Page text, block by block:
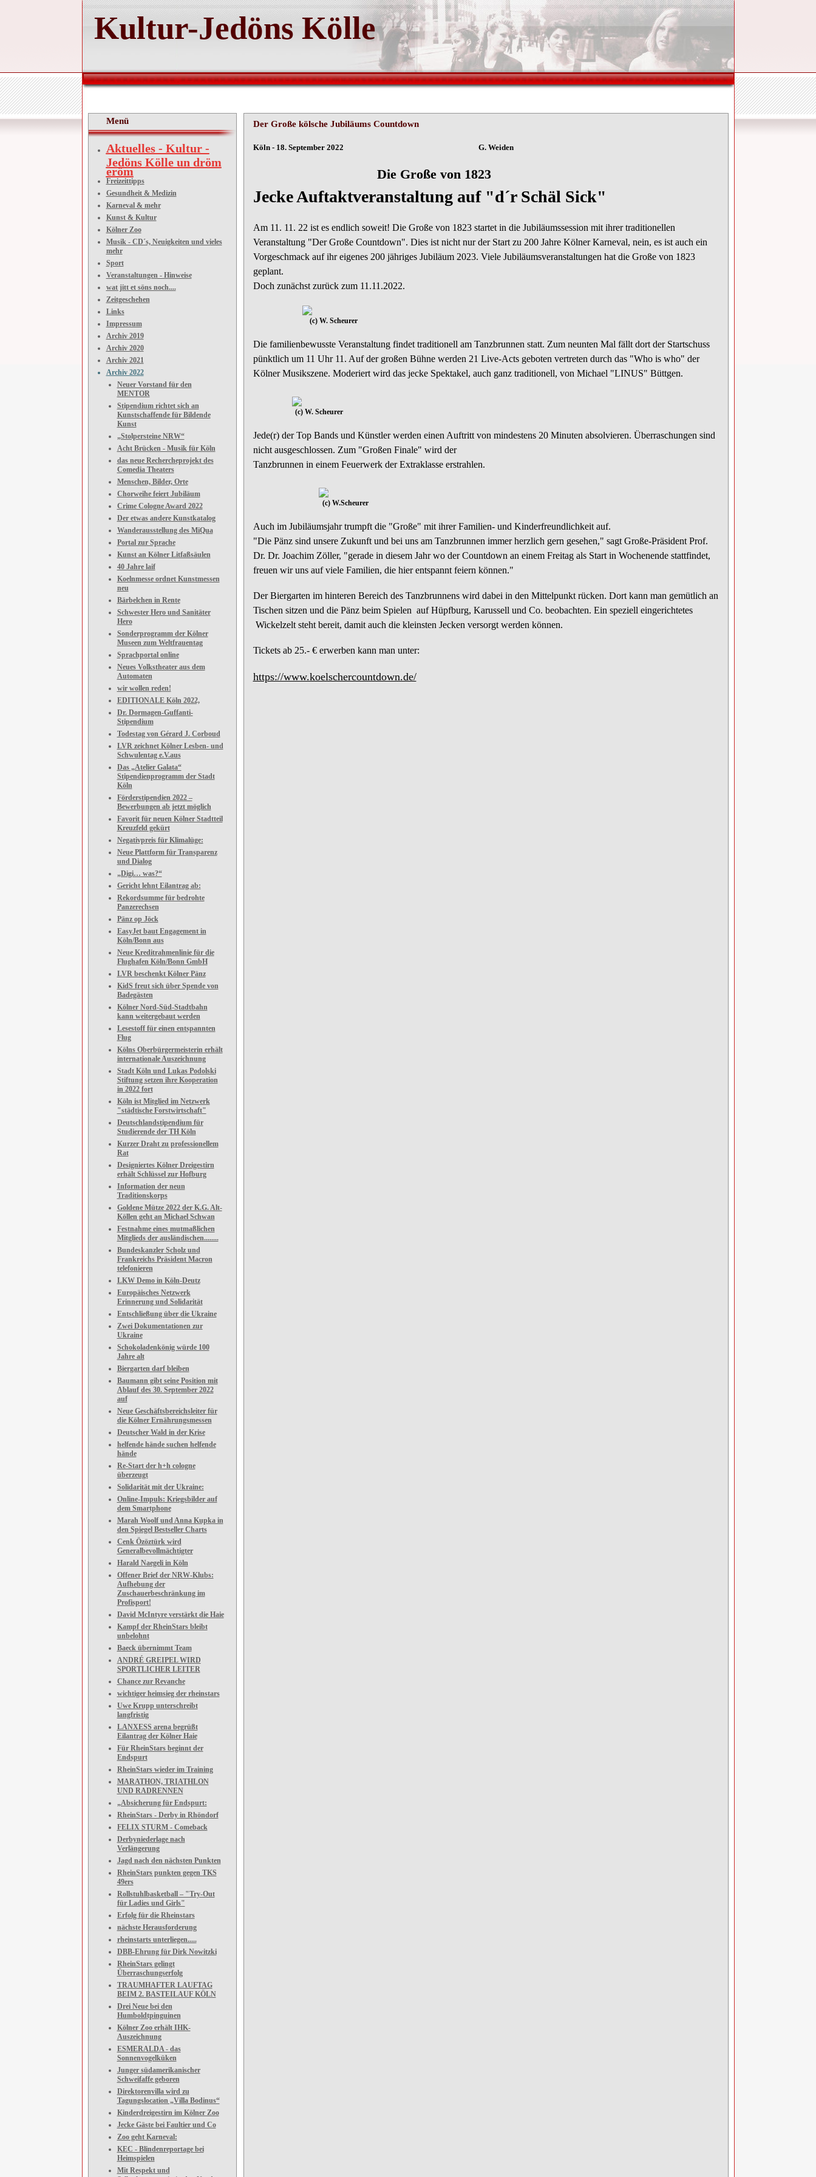
Kultur-Jedöns Kölle
Menü
Aktuelles - Kultur -
Jedöns Kölle un dröm
eröm
Freizeittipps
Gesundheit & Medizin
Karneval & mehr
Kunst & Kultur
Kölner Zoo
Musik - CD´s, Neuigkeiten und vieles
mehr
Sport
Veranstaltungen - Hinweise
wat jitt et söns noch....
Zeitgeschehen
Links
Impressum
Archiv 2019
Archiv 2020
Archiv 2021
Archiv 2022
Neuer Vorstand für den
MENTOR
Stipendium richtet sich an
Kunstschaffende für Bildende
Kunst
„Stolpersteine NRW“
Acht Brücken - Musik für Köln
das neue Rechercheprojekt des
Comedia Theaters
Menschen, Bilder, Orte
Chorweihe feiert Jubiläum
Crime Cologne Award 2022
Der etwas andere Kunstkatalog
Wanderausstellung des MiQua
Portal zur Sprache
Kunst an Kölner Litfaßsäulen
40 Jahre laif
Koelnmesse ordnet Kunstmessen
neu
Bärbelchen in Rente
Schwester Hero und Sanitäter
Hero
Sonderprogramm der Kölner
Museen zum Weltfrauentag
Sprachportal online
Neues Volkstheater aus dem
Automaten
wir wollen reden!
EDITIONALE Köln 2022,
Dr. Dormagen-Guffanti-
Stipendium
Todestag von Gérard J. Corboud
LVR zeichnet Kölner Lesben- und
Schwulentag e.V.aus
Das „Atelier Galata“
Stipendienprogramm der Stadt
Köln
Förderstipendien 2022 –
Bewerbungen ab jetzt möglich
Favorit für neuen Kölner Stadtteil
Kreuzfeld gekürt
Negativpreis für Klimalüge:
Neue Plattform für Transparenz
und Dialog
„Digi… was?“
Gericht lehnt Eilantrag ab:
Rekordsumme für bedrohte
Panzerechsen
Pänz op Jöck
EasyJet baut Engagement in
Köln/Bonn aus
Neue Kreditrahmenlinie für die
Flughafen Köln/Bonn GmbH
LVR beschenkt Kölner Pänz
KidS freut sich über Spende von
Badegästen
Kölner Nord-Süd-Stadtbahn
kann weitergebaut werden
Lesestoff für einen entspannten
Flug
Kölns Oberbürgermeisterin erhält
internationale Auszeichnung
Stadt Köln und Lukas Podolski
Stiftung setzen ihre Kooperation
in 2022 fort
Köln ist Mitglied im Netzwerk
"städtische Forstwirtschaft"
Deutschlandstipendium für
Studierende der TH Köln
Kurzer Draht zu professionellem
Rat
Designiertes Kölner Dreigestirn
erhält Schlüssel zur Hofburg
Information der neun
Traditionskorps
Goldene Mütze 2022 der K.G. Alt-
Köllen geht an Michael Schwan
Festnahme eines mutmaßlichen
Mitglieds der ausländischen........
Bundeskanzler Scholz und
Frankreichs Präsident Macron
telefonieren
LKW Demo in Köln-Deutz
Europäisches Netzwerk
Erinnerung und Solidarität
Entschließung über die Ukraine
Zwei Dokumentationen zur
Ukraine
Schokoladenkönig würde 100
Jahre alt
Biergarten darf bleiben
Baumann gibt seine Position mit
Ablauf des 30. September 2022
auf
Neue Geschäftsbereichsleiter für
die Kölner Ernährungsmessen
Deutscher Wald in der Krise
helfende hände suchen helfende
hände
Re-Start der h+h cologne
überzeugt
Solidarität mit der Ukraine:
Online-Impuls: Kriegsbilder auf
dem Smartphone
Marah Woolf und Anna Kupka in
den Spiegel Bestseller Charts
Cenk Özöztürk wird
Generalbevollmächtigter
Harald Naegeli in Köln
Offener Brief der NRW-Klubs:
Aufhebung der
Zuschauerbeschränkung im
Profisport!
David McIntyre verstärkt die Haie
Kampf der RheinStars bleibt
unbelohnt
Baeck übernimmt Team
ANDRÉ GREIPEL WIRD
SPORTLICHER LEITER
Chance zur Revanche
wichtiger heimsieg der rheinstars
Uwe Krupp unterschreibt
langfristig
LANXESS arena begrüßt
Eilantrag der Kölner Haie
Für RheinStars beginnt der
Endspurt
RheinStars wieder im Training
MARATHON, TRIATHLON
UND RADRENNEN
„Absicherung für Endspurt:
RheinStars - Derby in Rhöndorf
FELIX STURM - Comeback
Derbyniederlage nach
Verlängerung
Jagd nach den nächsten Punkten
RheinStars punkten gegen TKS
49ers
Rollstuhlbasketball – "Try-Out
für Ladies und Girls"
Erfolg für die Rheinstars
nächste Herausforderung
rheinstarts unterliegen.....
DBB-Ehrung für Dirk Nowitzki
RheinStars gelingt
Überraschungserfolg
TRAUMHAFTER LAUFTAG
BEIM 2. BASTEILAUF KÖLN
Drei Neue bei den
Humboldtpinguinen
Kölner Zoo erhält IHK-
Auszeichnung
ESMERALDA - das
Sonnenvogelküken
Junger südamerikanischer
Schweifaffe geboren
Direktorenvilla wird zu
Tagungslocation „Villa Bodinus“
Kinderdreigestirn im Kölner Zoo
Jecke Gäste bei Faultier und Co
Zoo geht Karneval:
KEC - Blindenreportage bei
Heimspielen
Mit Respekt und
Der Große kölsche Jubiläums Countdown
Köln - 18. September 2022 G. Weiden
Die Große von 1823
Jecke Auftaktveranstaltung auf "d´r Schäl Sick"
Am 11. 11. 22 ist es endlich soweit! Die Große von 1823 startet in die Jubiläumssession mit ihrer traditionellen
Veranstaltung "Der Große Countdown". Dies ist nicht nur der Start zu 200 Jahre Kölner Karneval, nein, es ist auch ein
Vorgeschmack auf ihr eigenes 200 jähriges Jubiläum 2023. Viele Jubiläumsveranstaltungen hat die Große von 1823
geplant.
Doch zunächst zurück zum 11.11.2022.
(c) W. Scheurer
Die familienbewusste Veranstaltung findet traditionell am Tanzbrunnen statt. Zum neunten Mal fällt dort der Startschuss
pünktlich um 11 Uhr 11. Auf der großen Bühne werden 21 Live-Acts geboten vertreten durch das "Who is who" der
Kölner Musikszene. Moderiert wird das jecke Spektakel, auch ganz traditionell, von Michael "LINUS" Büttgen.
(c) W. Scheurer
Jede(r) der Top Bands und Künstler werden einen Auftritt von mindestens 20 Minuten absolvieren. Überraschungen sind
nicht ausgeschlossen. Zum "Großen Finale" wird der
Tanzbrunnen in einem Feuerwerk der Extraklasse erstrahlen.
(c) W.Scheurer
Auch im Jubiläumsjahr trumpft die "Große" mit ihrer Familien- und Kinderfreundlichkeit auf.
"Die Pänz sind unsere Zukunft und bei uns am Tanzbrunnen immer herzlich gern gesehen," sagt Große-Präsident Prof.
Dr. Dr. Joachim Zöller, "gerade in diesem Jahr wo der Countdown an einem Freitag als Start in Wochenende stattfindet,
freuen wir uns auf viele Familien, die hier entspannt feiern können."
Der Biergarten im hinteren Bereich des Tanzbrunnens wird dabei in den Mittelpunkt rücken. Dort kann man gemütlich an
Tischen sitzen und die Pänz beim Spielen auf Hüpfburg, Karussell und Co. beobachten. Ein speziell eingerichtetes
Wickelzelt steht bereit, damit auch die kleinsten Jecken versorgt werden können.
Tickets ab 25.- € erwerben kann man unter:
https://www.koelschercountdown.de/